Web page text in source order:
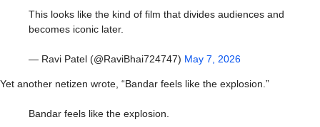
This looks like the kind of film that divides audiences and
becomes iconic later.
— Ravi Patel (@RaviBhai724747) May 7, 2026
Yet another netizen wrote, “Bandar feels like the explosion.”
Bandar feels like the explosion.